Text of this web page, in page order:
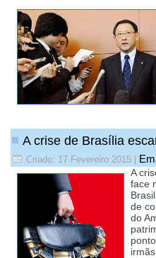
A crise de Brasília
Criado: 17 Fevereiro 2015
A
face
de
do